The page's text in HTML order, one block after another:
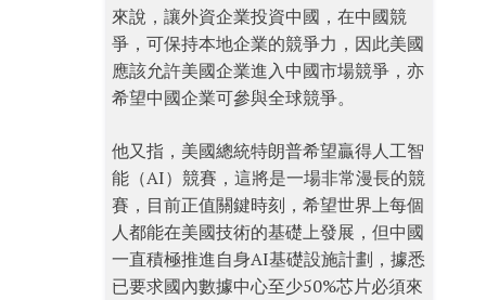
來說，讓外資企業投資中國，在中國競
爭，可保持本地企業的競爭力，因此美國
應該允許美國企業進入中國市場競爭，亦
希望中國企業可參與全球競爭。
他又指，美國總統特朗普希望贏得人工智
能（AI）競賽，這將是一場非常漫長的競
賽，目前正值關鍵時刻，希望世界上每個
人都能在美國技術的基礎上發展，但中國
一直積極推進自身AI基礎設施計劃，據悉
已要求國內數據中心至少50%芯片必須來